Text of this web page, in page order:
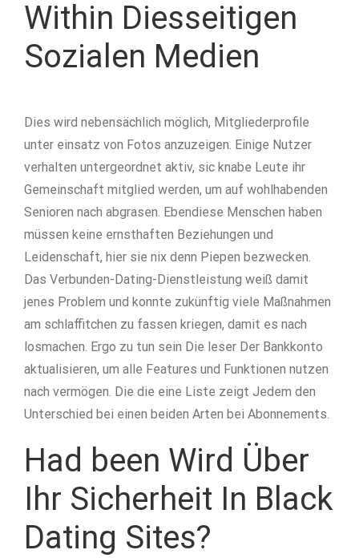
Within Diesseitigen
Sozialen Medien
Dies wird nebensächlich möglich, Mitgliederprofile
unter einsatz von Fotos anzuzeigen. Einige Nutzer
verhalten untergeordnet aktiv, sic knabe Leute ihr
Gemeinschaft mitglied werden, um auf wohlhabenden
Senioren nach abgrasen. Ebendiese Menschen haben
müssen keine ernsthaften Beziehungen und
Leidenschaft, hier sie nix denn Piepen bezwecken.
Das Verbunden-Dating-Dienstleistung weiß damit
jenes Problem und konnte zukünftig viele Maßnahmen
am schlaffitchen zu fassen kriegen, damit es nach
losmachen. Ergo zu tun sein Die leser Der Bankkonto
aktualisieren, um alle Features und Funktionen nutzen
nach vermögen. Die die eine Liste zeigt Jedem den
Unterschied bei einen beiden Arten bei Abonnements.
Had been Wird Über
Ihr Sicherheit In Black
Dating Sites?